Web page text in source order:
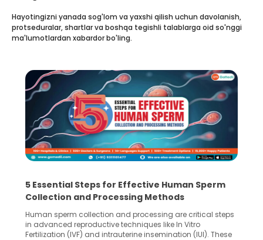
Hayotingizni yanada sog'lom va yaxshi qilish uchun davolanish,
protseduralar, shartlar va boshqa tegishli talablarga oid so'nggi
ma'lumotlardan xabardor bo'ling.
5 Essential Steps for Effective Human Sperm
Collection and Processing Methods
Human sperm collection and processing are critical steps
in advanced reproductive techniques like In Vitro
Fertilization (IVF) and intrauterine insemination (IUI). These